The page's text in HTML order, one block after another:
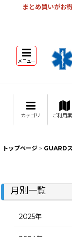
まとめ買いがお
メニュー
カテゴリ ご利用
トップページ > GUARD
月別一覧
2025年